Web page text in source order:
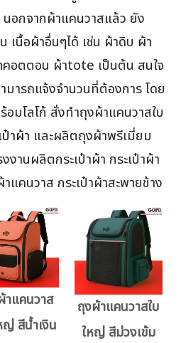
อกจากผ้าแคนวาสแล้ว ยัง
เนื้อผ้าอื่นๆได้ เช่น ผ้าดิบ ผ้า
อตตอน ผ้าtote เป็นต้น สนใจ
ารถแจ้งจำนวนที่ต้องการ โดย
มโลโก้ สั่งทำถุงผ้าแคนวาสใบ
าผ้า และผลิตถุงผ้าพรีเมี่ยม
งานผลิตกระเป๋าผ้า กระเป๋าผ้า
แคนวาส กระเป๋าผ้าสะพายข้าง
าแคนวาส
ญ่ สีน้ำเงิน
ถุงผ้าแคนวาสใบ
ใหญ่ สีม่วงเข้ม